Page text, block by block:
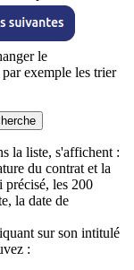
le
exemple les trier
la liste, s'affichent :
du contrat et la
précisé, les 200
la date de
sur son intitulé
: